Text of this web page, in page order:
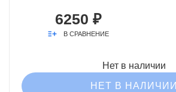
6250 ₽
В СРАВНЕНИЕ
Нет в наличии
НЕТ В НАЛИЧИИ